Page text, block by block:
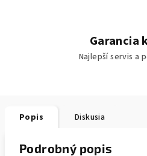
Garancia
Najlepší servis a
Popis Diskusia
Podrobný popis